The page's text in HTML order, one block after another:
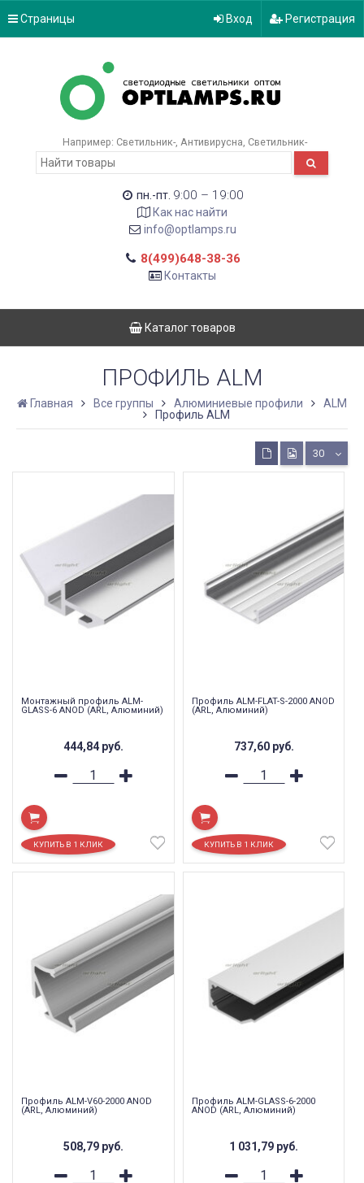
Страницы Вход Регистрация
Например: Светильник- Антивирусна Светильник-
пн.-пт. 9:00 – 19:00
Как нас найти
info@optlamps.ru
8(499)648-38-36
Контакты
Каталог товаров
ПРОФИЛЬ ALM
Главная Все группы Алюминиевые профили
ALM
Профиль ALM
30
Монтажный профиль ALM-
GLASS-6 ANOD (ARL, Алюминий)
444,84 руб.
Профиль ALM-FLAT-S-2000 ANOD
(ARL, Алюминий)
737,60 руб.
Профиль ALM-V60-2000 ANOD
(ARL, Алюминий)
508,79 руб.
Профиль ALM-GLASS-6-2000
ANOD (ARL, Алюминий)
1 031,79 руб.